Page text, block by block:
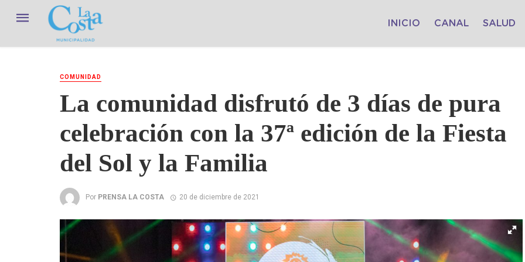
INICIO CANAL SALUD
COMUNIDAD
La comunidad disfrutó de 3 días de pura
celebración con la 37ª edición de la Fiesta
del Sol y la Familia
Por PRENSA LA COSTA 20 de diciembre de 2021